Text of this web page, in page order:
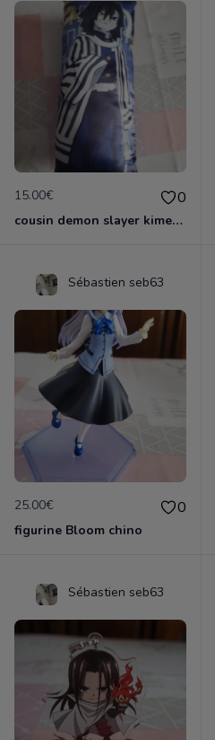
15.00€ 0
cousin demon slayer kimestsu neuf
Sébastien seb63
25.00€ 0
figurine Bloom chino
Sébastien seb63